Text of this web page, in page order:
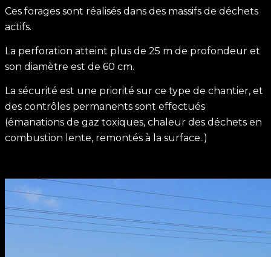
Ces forages sont réalisés dans des massifs de déchets
actifs.
La perforation atteint plus de 25 m de profondeur et
son diamètre est de 60 cm.
La sécurité est une priorité sur ce type de chantier, et
des contrôles permanents sont effectués
(émanations de gaz toxiques, chaleur des déchets en
combustion lente, remontés à la surface..)